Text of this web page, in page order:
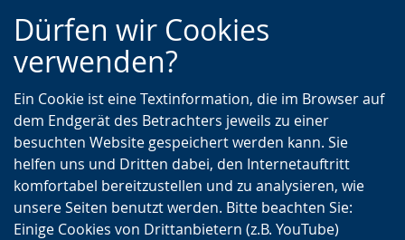
Zur
Hauptnavigation
Zur
Seitennavigation
Zum
Inhalt
Dürfen wir Cookies
verwenden?
Ein Cookie ist eine Textinformation, die im Browser auf
dem Endgerät des Betrachters jeweils zu einer
besuchten Website gespeichert werden kann. Sie
helfen uns und Dritten dabei, den Internetauftritt
komfortabel bereitzustellen und zu analysieren, wie
unsere Seiten benutzt werden. Bitte beachten Sie:
Einige Cookies von Drittanbietern (z.B. YouTube)